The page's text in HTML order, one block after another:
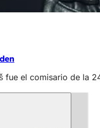
fue el comisario de la